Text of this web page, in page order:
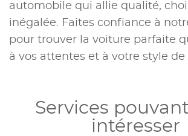
automobile qui allie qualité,
inégalée. Faites confiance à
pour trouver la voiture parfaite
à vos attentes et à votre style de
Services
intéresser